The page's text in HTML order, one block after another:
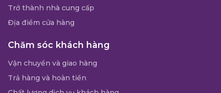
Trở thành nhà cung cấp
Địa điểm cửa hàng
Chăm sóc khách hàng
Vận chuyển và giao hàng
Trả hàng và hoàn tiền